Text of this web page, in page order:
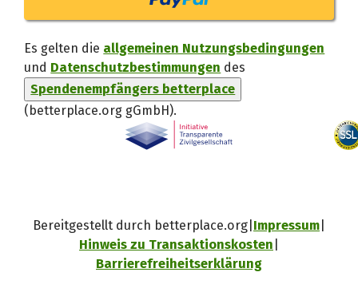
Es gelten die allgemeinen Nutzungsbedingungen
und Datenschutzbestimmungen des
Spendenempfängers betterplace
(betterplace.org gGmbH).
Bereitgestellt durch betterplace.org Impressum
Hinweis zu Transaktionskosten
Barrierefreiheitserklärung